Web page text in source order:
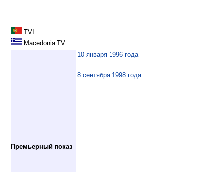
TVI
Macedonia TV
Премьерный показ
10 января 1996 года
—
8 сентября 1998 года